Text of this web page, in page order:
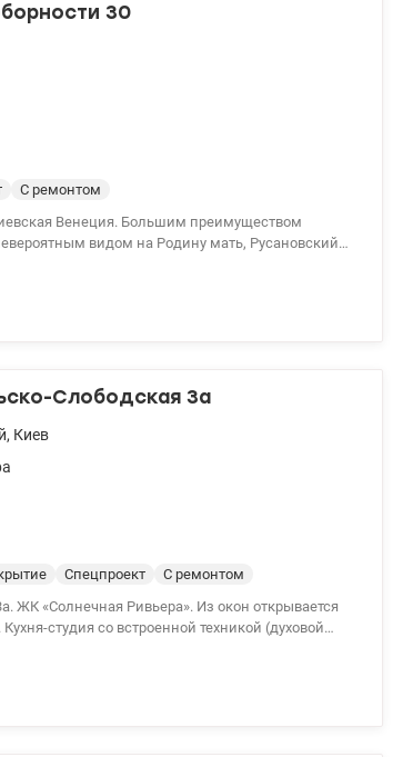
30
С ремонтом
видом на Родину мать, Русановский
Слободская 3а
, Киев
Спецпроект
С ремонтом
студия со встроенной техникой (духовой